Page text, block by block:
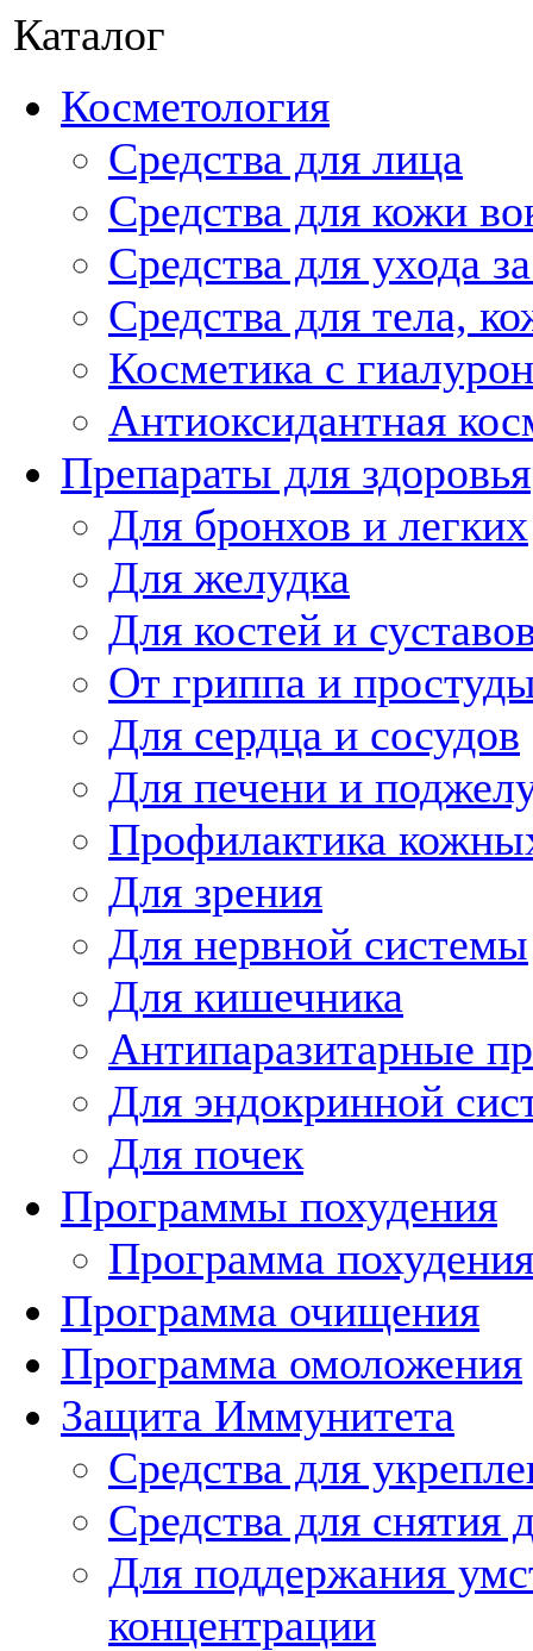
Каталог
Косметология
Средства для лица
Средства для кожи
Средства для ухода
Средства для тела,
Косметика с
Антиоксидантная
Препараты для здоровья
Для бронхов и легких
Для желудка
Для костей и
От гриппа и
Для сердца и сосудов
Для печени и
Профилактика
Для зрения
Для нервной системы
Для кишечника
Антипаразитарные
Для эндокринной
Для почек
Программы похудения
Программа похудения
Программа очищения
Программа омоложения
Защита Иммунитета
Средства для
Средства для снятия
Для поддержания
концентрации